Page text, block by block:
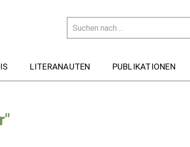
LITERANAUTEN PUBLIKATIONEN